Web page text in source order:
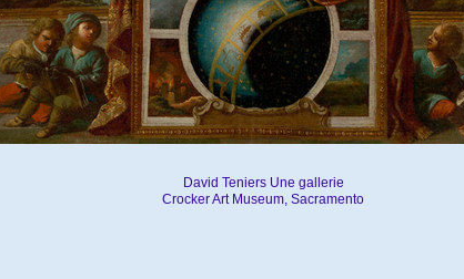
David Teniers Une gallerie
Crocker Art Museum, Sacramento